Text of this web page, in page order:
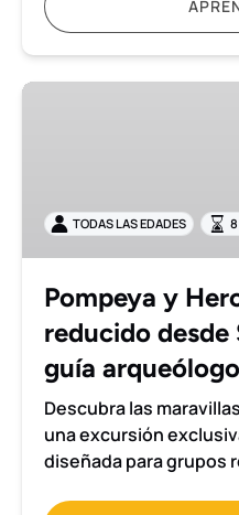
Pompeya
reducido
desde
con
guía
arqueólogo
TODAS LAS EDADES 8
Pompeya y
reducido
guía arqueólogo
Descubra las
una excursión
diseñada para grupos